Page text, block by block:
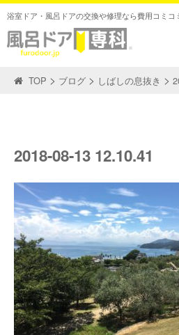
浴室ドア・風呂ドアの交換や修理なら費用コミコ
TOP > ブログ > しばしの息抜き >
2018-08-13 12.10.41